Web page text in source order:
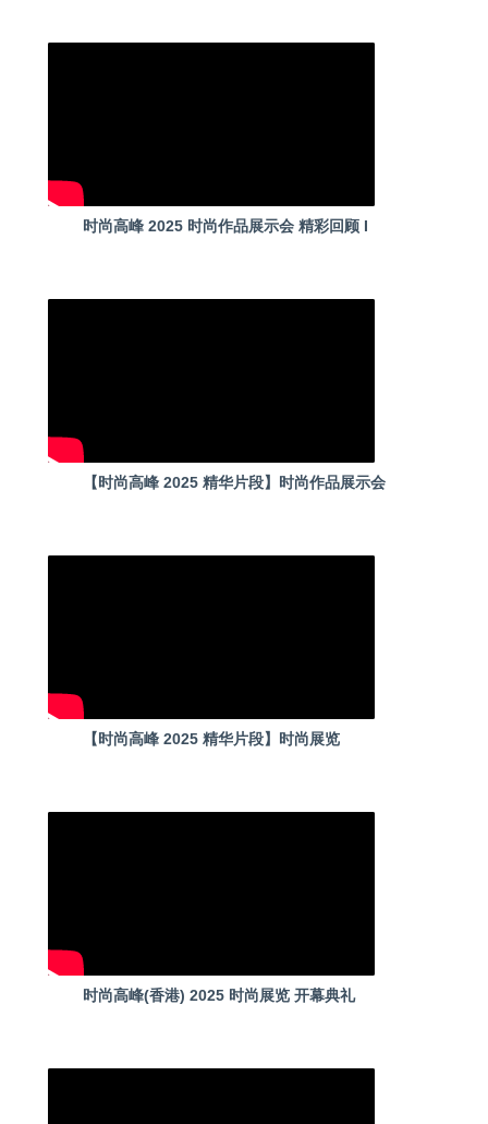
时尚高峰 2025 时尚作品展示会 精彩回顾 I
【时尚高峰 2025 精华片段】时尚作品展示会
【时尚高峰 2025 精华片段】时尚展览
时尚高峰(香港) 2025 时尚展览 开幕典礼